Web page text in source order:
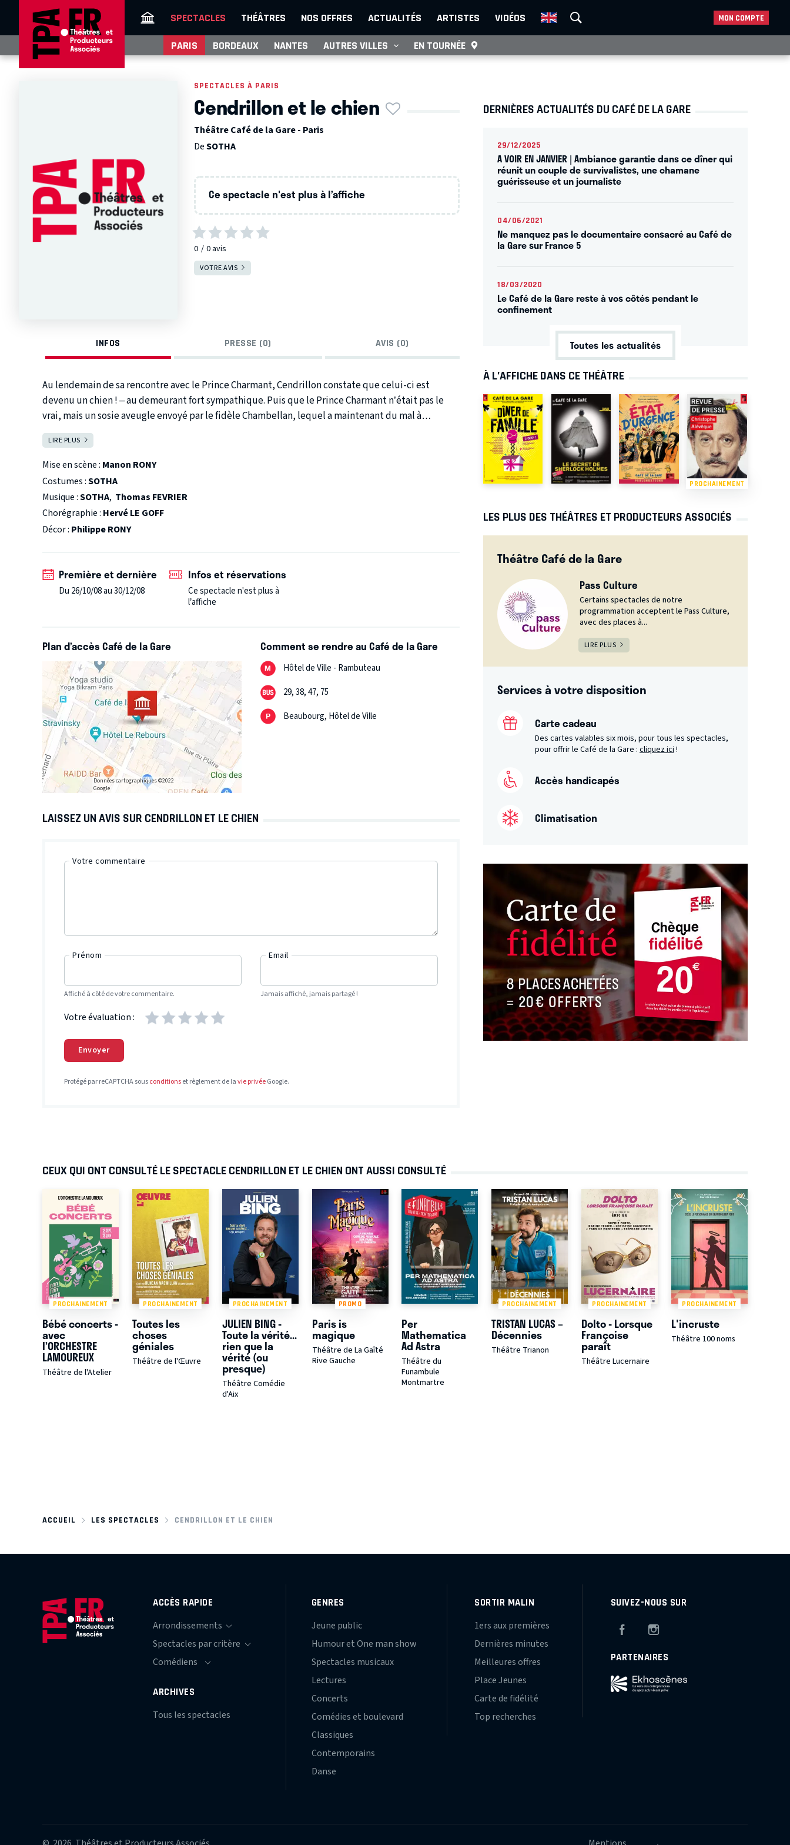
SPECTACLES THÉÂTRES NOS OFFRES ACTUALITÉS ARTISTES VIDÉOS MON COMPTE
PARIS BORDEAUX NANTES AUTRES VILLES EN TOURNÉE
SPECTACLES À PARIS
Cendrillon et le chien
Théâtre Café de la Gare - Paris
DeSOTHA
Ce spectacle n'est plus à l’affiche
0 0avis
VOTRE AVIS
INFOS PRESSE (0) AVIS (0)
Au lendemain de sa rencontre avec le Prince Charmant, Cendrillon constate que celui-ci est
devenu un chien ! – au demeurant fort sympathique. Puis que le Prince Charmant n’était pas le
vrai, mais un sosie aveugle envoyé par le fidèle Chambellan, lequel a maintenant du mal à
s’exprimer autrement qu’en aboyant. Comme le disent Delphine et Marinette, FAUT PAS
SOUHAITER N’IMPORTE QUOI !
LIRE PLUS
Mise en scène : Manon RONY
Costumes :SOTHA
Musique :SOTHA, Thomas FEVRIER
Chorégraphie : Hervé LE GOFF
Décor : Philippe RONY
Première et dernière
Du 26/10/08 au 30/12/08
Infos et réservations
Ce spectacle n'est plus à
l’affiche
Plan d’accès Café de la Gare
Données cartographiques ©2022
Google
Comment se rendre au Café de la Gare
Hôtel de Ville - Rambuteau
29, 38, 47, 75
Beaubourg, Hôtel de Ville
LAISSEZ UN AVIS SUR CENDRILLON ET LE CHIEN
Votre commentaire
Prénom
Affiché à côté de votre commentaire.
Email
Jamais affiché, jamais partagé !
Votre évaluation :
Envoyer
Protégé par reCAPTCHA sousconditionset règlement de lavie privéeGoogle.
DERNIÈRES ACTUALITÉS DU CAFÉ DE LA GARE
29/12/2025
A VOIR EN JANVIER | Ambiance garantie dans ce dîner qui
réunit un couple de survivalistes, une chamane
guérisseuse et un journaliste
04/06/2021
Ne manquez pas le documentaire consacré au Café de
la Gare sur France 5
18/03/2020
Le Café de la Gare reste à vos côtés pendant le
confinement
Toutes les actualités
À L’AFFICHE DANS CE THÉÂTRE
PROCHAINEMENT
LES PLUS DES THÉÂTRES ET PRODUCTEURS ASSOCIÉS
Théâtre Café de la Gare
Pass Culture
Certains spectacles de notre
programmation acceptent le Pass Culture,
avec des places à...
LIRE PLUS
Services à votre disposition
Carte cadeau
Des cartes valables six mois, pour tous les spectacles,
pour offrir le Café de la Gare : cliquez ici !
Accès handicapés
Climatisation
CEUX QUI ONT CONSULTÉ LE SPECTACLE CENDRILLON ET LE CHIEN ONT AUSSI CONSULTÉ
PROCHAINEMENT
Bébé concerts -
avec
l’ORCHESTRE
LAMOUREUX
Théâtre de l'Atelier
PROCHAINEMENT
Toutes les
choses
géniales
Théâtre de l'Œuvre
PROCHAINEMENT
JULIEN BING -
Toute la vérité...
rien que la
vérité (ou
presque)
Théâtre Comédie
d'Aix
PROMO
Paris is
magique
Théâtre de La Gaîté
Rive Gauche
Per
Mathematica
Ad Astra
Théâtre du
Funambule
Montmartre
PROCHAINEMENT
TRISTAN LUCAS –
Décennies
Théâtre Trianon
PROCHAINEMENT
Dolto - Lorsque
Françoise
paraît
Théâtre Lucernaire
PROCHAINEMENT
L'incruste
Théâtre 100 noms
ACCUEIL LES SPECTACLES CENDRILLON ET LE CHIEN
ACCÈS RAPIDE
ARCHIVES
Tous les spectacles
GENRES
Jeune public
Humour et One man show
Spectacles musicaux
Lectures
Concerts
Comédies et boulevard
Classiques
Contemporains
Danse
SORTIR MALIN
1ers aux premières
Dernières minutes
Meilleures offres
Place Jeunes
Carte de fidélité
Top recherches
SUIVEZ-NOUS SUR
Facebook
PARTENAIRES